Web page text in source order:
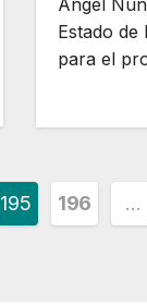
Ángel
Estado
para el
195 196 …